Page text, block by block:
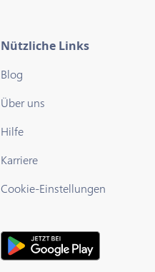
Nützliche Links
Blog
Über uns
Hilfe
Karriere
Cookie-Einstellungen